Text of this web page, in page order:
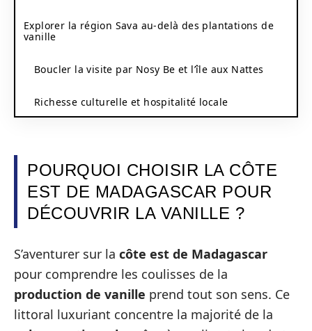
Explorer la région Sava au-delà des plantations de
vanille
Boucler la visite par Nosy Be et l’île aux Nattes
Richesse culturelle et hospitalité locale
POURQUOI CHOISIR LA CÔTE
EST DE MADAGASCAR POUR
DÉCOUVRIR LA VANILLE ?
S’aventurer sur la côte est de Madagascar
pour comprendre les coulisses de la
production de vanille prend tout son sens. Ce
littoral luxuriant concentre la majorité de la